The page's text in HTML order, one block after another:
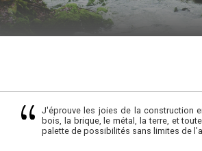
J'éprouve les joies de la construction
bois, la brique, le métal, la terre, et
palette de possibilités sans limites de